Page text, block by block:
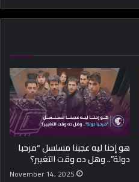
هو إحنا ليه عجبنا مسلسل “مرحبا
دولة”.. وهل ده وقت التغيير؟
November 14, 2025